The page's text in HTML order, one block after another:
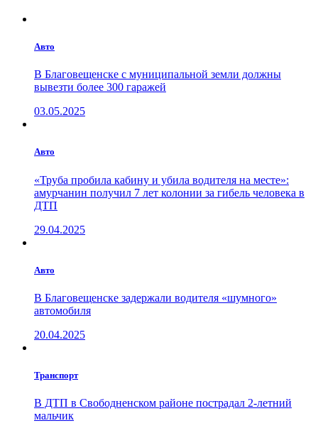
Авто
В Благовещенске с муниципальной земли должны
вывезти более 300 гаражей
03.05.2025
Авто
«Труба пробила кабину и убила водителя на месте»:
амурчанин получил 7 лет колонии за гибель человека в
ДТП
29.04.2025
Авто
В Благовещенске задержали водителя «шумного»
автомобиля
20.04.2025
Транспорт
В ДТП в Свободненском районе пострадал 2-летний
мальчик